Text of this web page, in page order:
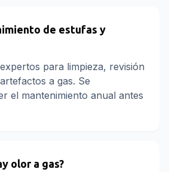
de estufas y
para limpieza, revisión
a gas. Se
el mantenimiento anual antes
olor a gas?